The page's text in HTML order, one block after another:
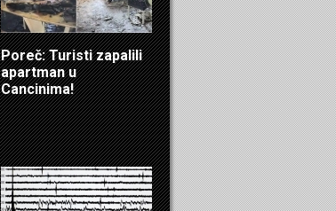
Poreč: Turisti zapalili
apartman u
Cancinima!